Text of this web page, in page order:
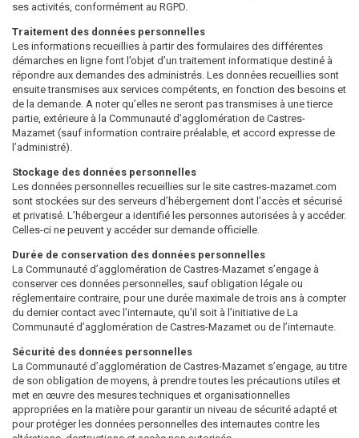
ses activités, conformément au RGPD.
Traitement des données personnelles
Les informations recueillies à partir des formulaires des différentes
démarches en ligne font l’objet d’un traitement informatique destiné à
répondre aux demandes des administrés. Les données recueillies sont
ensuite transmises aux services compétents, en fonction des besoins et
de la demande. A noter qu’elles ne seront pas transmises à une tierce
partie, extérieure à la Communauté d’agglomération de Castres-
Mazamet (sauf information contraire préalable, et accord expresse de
l’administré).
Stockage des données personnelles
Les données personnelles recueillies sur le site castres-mazamet.com
sont stockées sur des serveurs d’hébergement dont l’accès et sécurisé
et privatisé. L’hébergeur a identifié les personnes autorisées à y accéder.
Celles-ci ne peuvent y accéder sur demande officielle.
Durée de conservation des données personnelles
La Communauté d’agglomération de Castres-Mazamet s’engage à
conserver ces données personnelles, sauf obligation légale ou
réglementaire contraire, pour une durée maximale de trois ans à compter
du dernier contact avec l’internaute, qu’il soit à l’initiative de La
Communauté d’agglomération de Castres-Mazamet ou de l’internaute.
Sécurité des données personnelles
La Communauté d’agglomération de Castres-Mazamet s’engage, au titre
de son obligation de moyens, à prendre toutes les précautions utiles et
met en œuvre des mesures techniques et organisationnelles
appropriées en la matière pour garantir un niveau de sécurité adapté et
pour protéger les données personnelles des internautes contre les